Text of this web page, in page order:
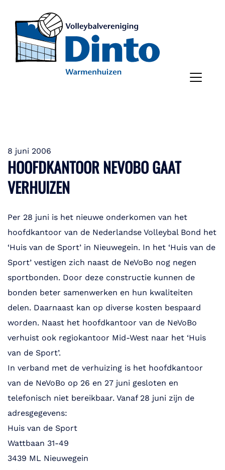
8 juni 2006
HOOFDKANTOOR NEVOBO GAAT
VERHUIZEN
Per 28 juni is het nieuwe onderkomen van het
hoofdkantoor van de Nederlandse Volleybal Bond het
‘Huis van de Sport’ in Nieuwegein. In het ‘Huis van de
Sport’ vestigen zich naast de NeVoBo nog negen
sportbonden. Door deze constructie kunnen de
bonden beter samenwerken en hun kwaliteiten
delen. Daarnaast kan op diverse kosten bespaard
worden. Naast het hoofdkantoor van de NeVoBo
verhuist ook regiokantoor Mid-West naar het ‘Huis
van de Sport’.
In verband met de verhuizing is het hoofdkantoor
van de NeVoBo op 26 en 27 juni gesloten en
telefonisch niet bereikbaar. Vanaf 28 juni zijn de
adresgegevens:
Huis van de Sport
Wattbaan 31-49
3439 ML Nieuwegein